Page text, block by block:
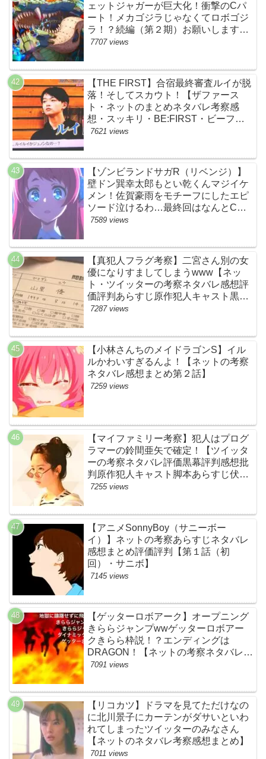
ェットジャガーが巨大化！衝撃のCパ
ート！メカゴジラじゃなくてロボゴジ
ラ！？続編（第２期）お願いします！
【ネットの考察ネタバレ感想まとめ・
7707 views
【THE FIRST】合宿最終審査ルイが脱
落！そしてスカウト！【ザファース
ト・ネットのまとめネタバレ考察感
想・スッキリ・BE:FIRST・ビーファ
ースト】
7621 views
【ゾンビランドサガR（リベンジ）】
壁ドン巽幸太郎もとい乾くんマジイケ
メン！佐賀豪雨をモチーフにしたエピ
ソード泣けるわ…最終回はなんとCM
なし27分ノンストップ放送！すごすぎ
7589 views
【真犯人フラグ考察】二宮さん別の女
優になりすましてしまうwww【ネッ
ト・ツイッターの考察ネタバレ感想評
価評判あらすじ原作犯人キャスト黒幕
伏線まとめ・山里亮太・蒼井優】
7287 views
【小林さんちのメイドラゴンS】イル
ルかわいすぎるんよ！【ネットの考察
ネタバレ感想まとめ第２話】
7259 views
【マイファミリー考察】犯人はプログ
ラマーの鈴間亜矢で確定！【ツイッタ
ーの考察ネタバレ評価黒幕評判感想批
判原作犯人キャスト脚本あらすじ伏線
まとめ・藤間爽子】
7255 views
【アニメSonnyBoy（サニーボー
イ）】ネットの考察あらすじネタバレ
感想まとめ評価評判【第１話（初
回）・サニボ】
7145 views
【ゲッターロボアーク】オープニング
きららジャンプwwゲッターロボアー
クきらら枠説！？エンディングは
DRAGON！【ネットの考察ネタバレ感
想まとめ・第１話】
7091 views
【リコカツ】ドラマを見てただけなの
に北川景子にカーテンがダサいといわ
れてしまったツイッターのみなさん
【ネットのネタバレ考察感想まとめ】
7011 views